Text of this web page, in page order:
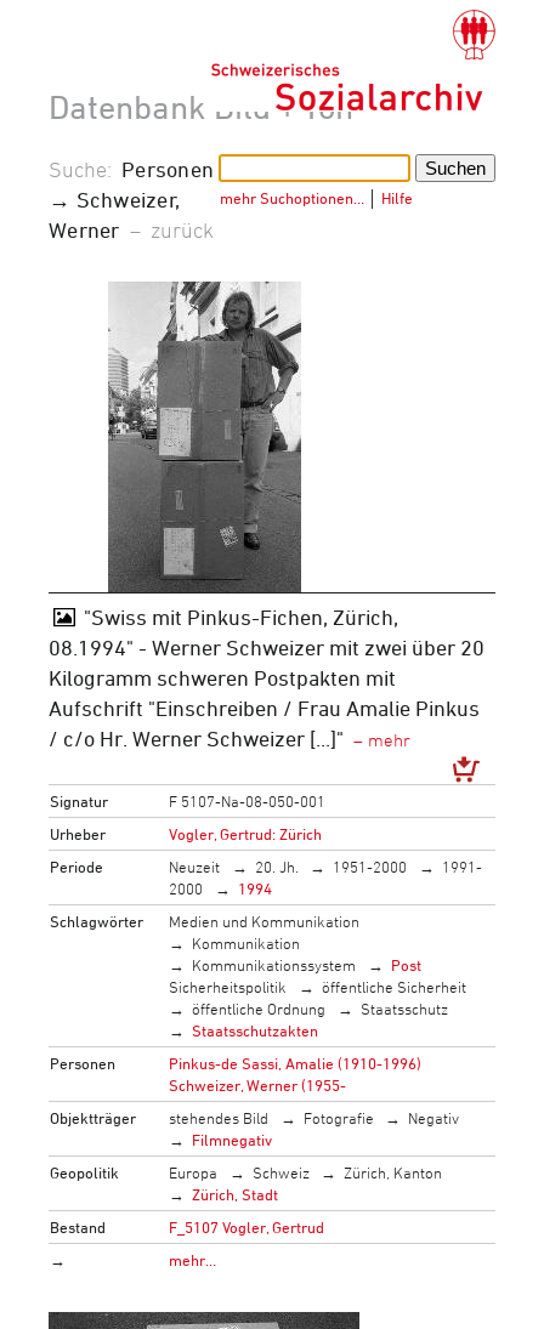
Datenbank Bild + Ton
mehr Suchoptionen… Hilfe
Suche: Personen
→ Schweizer,
Werner – zurück
"Swiss mit Pinkus-Fichen, Zürich,
08.1994" - Werner Schweizer mit zwei über 20
Kilogramm schweren Postpakten mit
Aufschrift "Einschreiben / Frau Amalie Pinkus
/ c/o Hr. Werner Schweizer [...]"
Signatur
F 5107-Na-08-050-001
Urheber
Vogler, Gertrud: Zürich
Periode
Neuzeit 20. Jh. 1951-2000
1991-
2000
1994
Schlagwörter
Medien und Kommunikation
Kommunikation
Kommunikationssystem
Post
Sicherheitspolitik
öffentliche Sicherheit
öffentliche Ordnung
Staatsschutz
Staatsschutzakten
Personen
Pinkus-de Sassi, Amalie (1910-1996)
Schweizer, Werner (1955-
Objektträger
stehendes Bild Fotografie
Negativ
Filmnegativ
Geopolitik
Europa Schweiz
Zürich, Kanton
Zürich, Stadt
Bestand
F_5107 Vogler, Gertrud
→
mehr…